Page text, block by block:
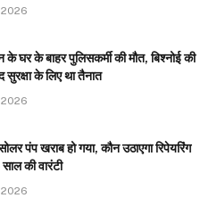
घर के बाहर पुलिसकर्मी की मौत, बिश्नोई की
सुरक्षा के लिए था तैनात
पंप खराब हो गया, कौन उठाएगा रिपेयरिंग
की वारंटी